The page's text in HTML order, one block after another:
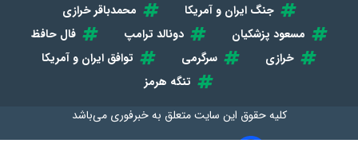
جنگ ایران و آمریکا
محمدباقر خرازی
مسعود پزشکیان
دونالد ترامپ
فال حافظ
خرازی
سرگرمی
توافق ایران و آمریکا
تنگه هرمز
کلیه حقوق این سایت متعلق بهخبرفوری می‌باشد